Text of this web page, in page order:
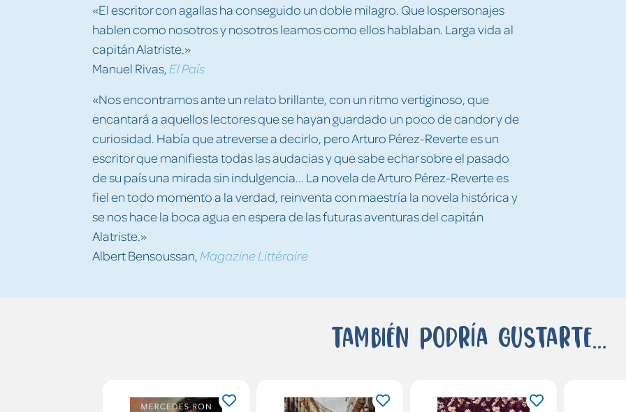
«El escritor con agallas ha conseguido un doble milagro. Que lospersonajes
hablen como nosotros y nosotros leamos como ellos hablaban. Larga vida al
capitán Alatriste.»
Manuel Rivas, El País
«Nos encontramos ante un relato brillante, con un ritmo vertiginoso, que
encantará a aquellos lectores que se hayan guardado un poco de candor y de
curiosidad. Había que atreverse a decirlo, pero Arturo Pérez-Reverte es un
escritor que manifiesta todas las audacias y que sabe echar sobre el pasado
de su país una mirada sin indulgencia... La novela de Arturo Pérez-Reverte es
fiel en todo momento a la verdad, reinventa con maestría la novela histórica y
se nos hace la boca agua en espera de las futuras aventuras del capitán
Alatriste.»
Albert Bensoussan,Magazine Littéraire
También podría gustarte...